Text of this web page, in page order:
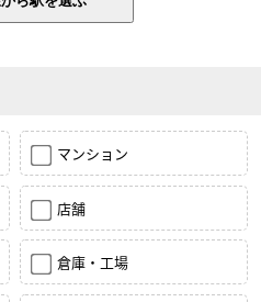
マンション
店舗
倉庫・工場